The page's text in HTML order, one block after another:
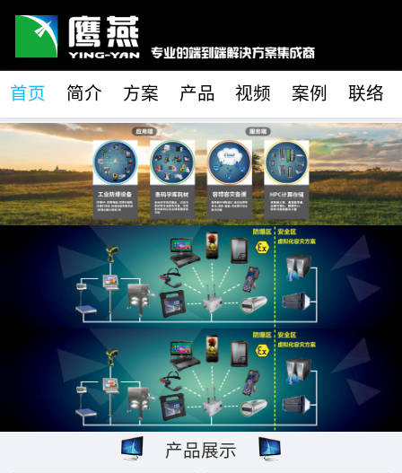
首页 简介 方案 产品 视频 案例 联络
产品展示